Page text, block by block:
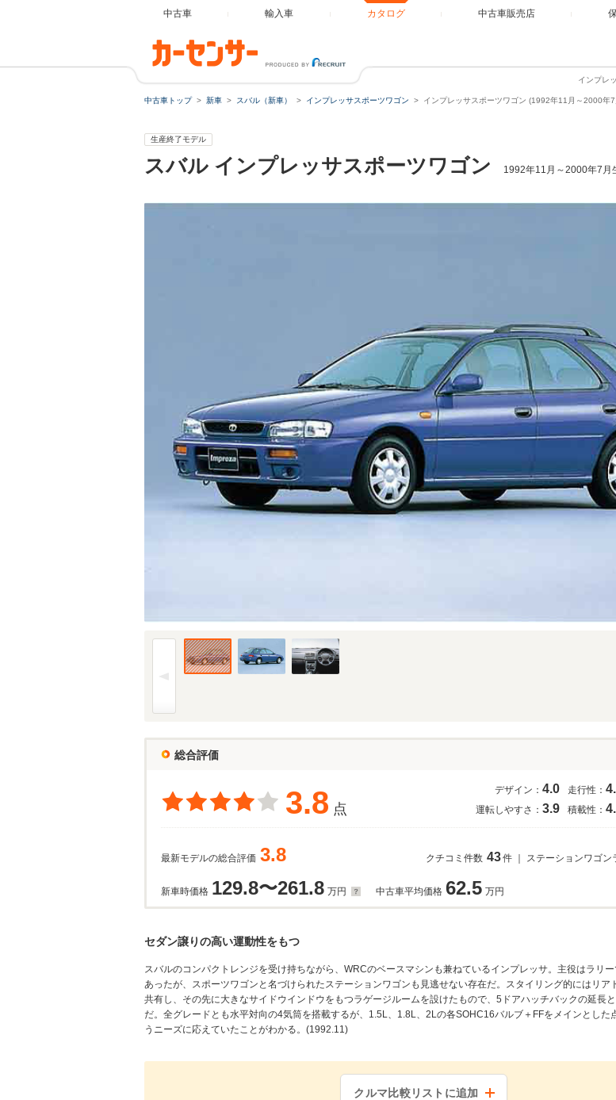
中古車 輸入車 カタログ 中古車販売店
インプレ
中古車トップ 新車 スバル（新車） インプレッサスポーツワゴン インプレッサスポーツワゴン (1992年11月～2000年
生産終了モデル
スバル インプレッサスポーツワゴン 1992年11月～2000年7月
96年(H08)8月、MC時のフロント。仕様はグレードにより異なります (1/3枚)
総合評価
3.8 点
デザイン： 4.0 走行性：
運転しやすさ： 3.9 積載性：
最新モデルの総合評価 3.8 クチコミ件数 43件 ｜ ステーションワゴン
新車時価格 129.8〜261.8 万円 中古車平均価格 62.5 万円
セダン譲りの高い運動性をもつ
スバルのコンパクトレンジを受け持ちながら、WRCのベースマシンも兼ねているインプレッサ。主役はラリ
あったが、スポーツワゴンと名づけられたステーションワゴンも見逃せない存在だ。スタイリング的にはリア
共有し、その先に大きなサイドウインドウをもつラゲージルームを設けたもので、5ドアハッチバックの延長
だ。全グレードとも水平対向の4気筒を搭載するが、1.5L、1.8L、2Lの各SOHC16バルブ＋FFをメインとした
うニーズに応えていたことがわかる。(1992.11)
クルマ比較リストに追加